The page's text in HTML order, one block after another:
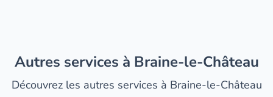
Autres services à Braine-le-Château
Découvrez les autres services à Braine-le-Château